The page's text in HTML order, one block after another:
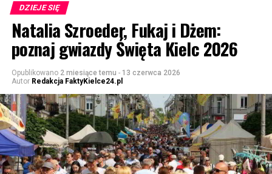
DZIEJE SIĘ
Natalia Szroeder, Fukaj i Dżem:
poznaj gwiazdy Święta Kielc 2026
Opublikowano 2 miesiące temu - 13 czerwca 2026
Autor Redakcja FaktyKielce24.pl